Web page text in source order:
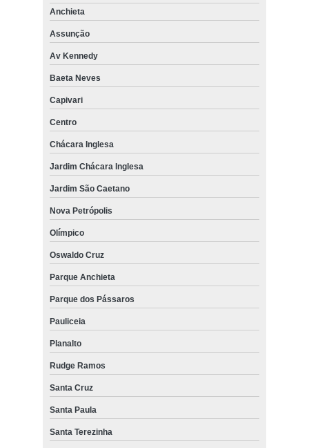
Anchieta
Assunção
Av Kennedy
Baeta Neves
Capivari
Centro
Chácara Inglesa
Jardim Chácara Inglesa
Jardim São Caetano
Nova Petrópolis
Olímpico
Oswaldo Cruz
Parque Anchieta
Parque dos Pássaros
Pauliceia
Planalto
Rudge Ramos
Santa Cruz
Santa Paula
Santa Terezinha